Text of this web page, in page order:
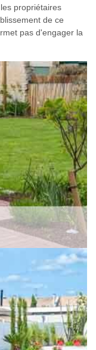
propriétaires
de ce
pas d'engager la